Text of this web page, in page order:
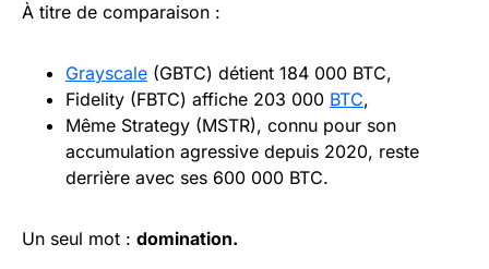
À titre de comparaison :
Grayscale (GBTC) détient 184 000 BTC,
Fidelity (FBTC) affiche 203 000 BTC,
Même Strategy (MSTR), connu pour son
accumulation agressive depuis 2020, reste
derrière avec ses 600 000 BTC.
Un seul mot : domination.